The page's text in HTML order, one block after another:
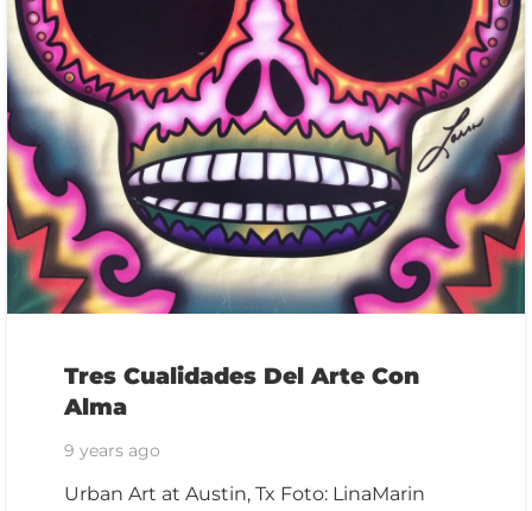
Tres Cualidades Del Arte Con
Alma
9 years ago
Urban Art at Austin, Tx Foto: LinaMarin